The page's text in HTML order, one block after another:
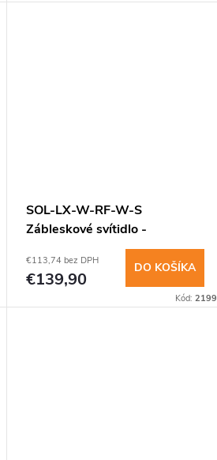
SOL-LX-W-RF-W-S
Zábleskové svítidlo -
stěna,červené světlo,bílý
€113,74 bez DPH
€139,90
DO KOŠÍKA
Kód: 2199